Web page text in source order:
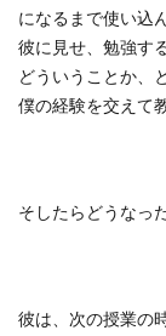
になるまで使い込
彼に見せ、勉強す
どういうことか、
僕の経験を交えて
そしたらどうなっ
彼は、次の授業の時